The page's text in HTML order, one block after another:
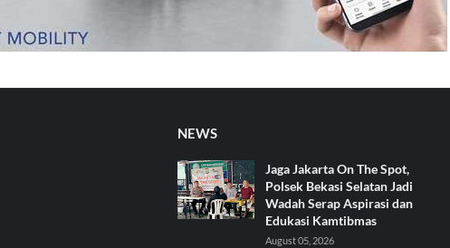
NEWS
Jaga Jakarta On The Spot,
Polsek Bekasi Selatan Jadi
Wadah Serap Aspirasi dan
Edukasi Kamtibmas
August 05, 2026